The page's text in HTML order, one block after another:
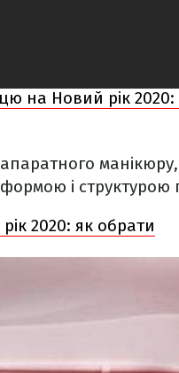
на Новий рік 2020:
манікюру,
формою і
2020: як обрати